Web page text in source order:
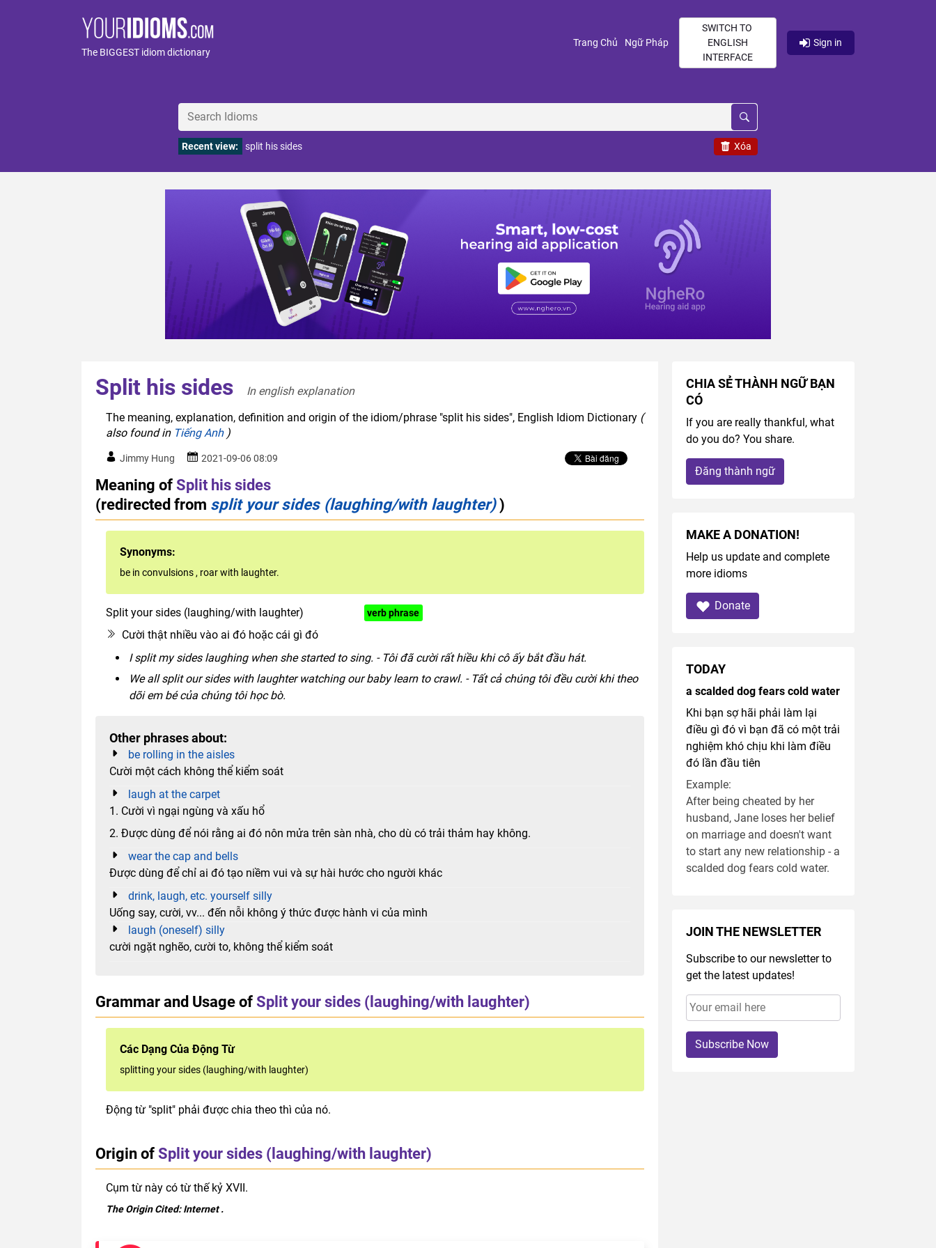
The BIGGEST idiom dictionary
Trang Chủ (current)
Ngữ Pháp(current)
SWITCH TO
ENGLISH
INTERFACE
Sign in
Xóa
Recent view: split his sides
Split his sides
In english explanation
The meaning, explanation, definition and origin of the idiom/phrase "split his sides", English Idiom Dictionary (
also found in Tiếng Anh)
Jimmy Hung 2021-09-06 08:09
Meaning ofSplit his sides
(redirected from split your sides (laughing/with laughter))
Synonyms:
be in convulsions , roar with laughter.
Split your sides (laughing/with laughter) verb phrase
Cười thật nhiều vào ai đó hoặc cái gì đó
I split my sides laughing when she started to sing. - Tôi đã cười rất hiều khi cô ấy bắt đầu hát.
We all split our sides with laughter watching our baby learn to crawl. - Tất cả chúng tôi đều cười khi theo
dõi em bé của chúng tôi học bò.
Other phrases about:
be rolling in the aisles
Cười một cách không thể kiểm soát
laugh at the carpet
1. Cười vì ngại ngùng và xấu hổ
2. Được dùng để nói rằng ai đó nôn mửa trên sàn nhà, cho dù có trải thảm hay không.
wear the cap and bells
Được dùng để chỉ ai đó tạo niềm vui và sự hài hước cho người khác
drink, laugh, etc. yourself silly
Uống say, cười, vv... đến nỗi không ý thức được hành vi của mình
laugh (oneself) silly
cười ngặt nghẽo, cười to, không thể kiểm soát
Grammar and Usage ofSplit your sides (laughing/with laughter)
Các Dạng Của Động Từ
splitting your sides (laughing/with laughter)
Động từ "split" phải được chia theo thì của nó.
Origin ofSplit your sides (laughing/with laughter)
Cụm từ này có từ thế kỷ XVII.
The Origin Cited:Internet.
CHIA SẺ THÀNH NGỮ BẠN
CÓ
If you are really thankful, what
do you do? You share.
Đăng thành ngữ
MAKE A DONATION!
Help us update and complete
more idioms
Donate
TODAY
a scalded dog fears cold water
Khi bạn sợ hãi phải làm lại
điều gì đó vì bạn đã có một trải
nghiệm khó chịu khi làm điều
đó lần đầu tiên
Example:
After being cheated by her
husband, Jane loses her belief
on marriage and doesn't want
to start any new relationship - a
scalded dog fears cold water.
JOIN THE NEWSLETTER
Subscribe to our newsletter to
get the latest updates!
Subscribe Now